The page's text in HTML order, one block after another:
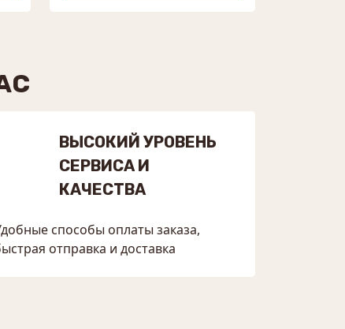
ВЫСОКИЙ УРОВЕНЬ
СЕРВИСА И
КАЧЕСТВА
способы оплаты заказа,
отправка и доставка